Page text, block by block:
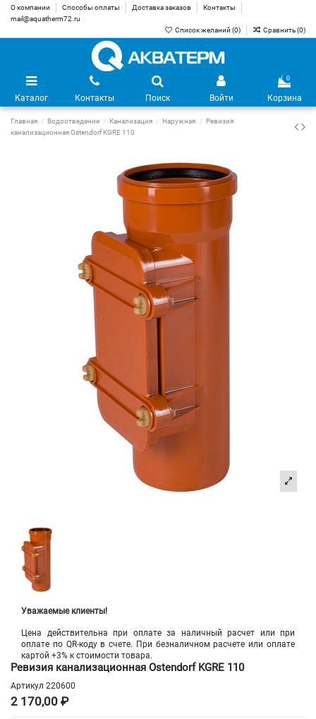
О компании Способы оплаты Доставка заказов
Контакты
mail@aquatherm72.ru
Список желаний (0) Сравнить (0)
Каталог Контакты Поиск Войти
0
Корзина
Главная Водоотведение Канализация Наружная
Ревизия
канализационная Ostendorf KGRE 110
Уважаемые клиенты!
Цена действительна при оплате за наличный расчет или при
оплате по QR-коду в счете. При безналичном расчете или оплате
картой +3% к стоимости товара.
Ревизия канализационная Ostendorf KGRE 110
Артикул 220600
2 170,00 ₽